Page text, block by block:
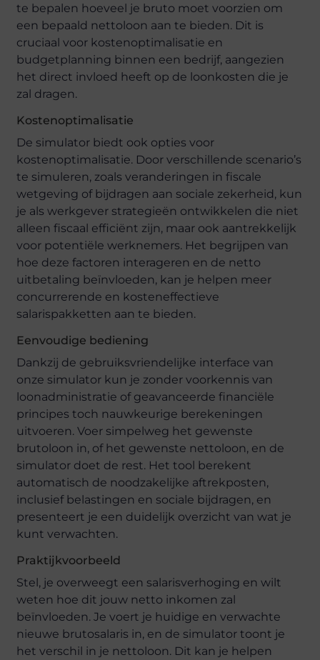
te bepalen hoeveel je bruto moet voorzien om
een bepaald nettoloon aan te bieden. Dit is
cruciaal voor kostenoptimalisatie en
budgetplanning binnen een bedrijf, aangezien
het direct invloed heeft op de loonkosten die je
zal dragen.
Kostenoptimalisatie
De simulator biedt ook opties voor
kostenoptimalisatie. Door verschillende scenario’s
te simuleren, zoals veranderingen in fiscale
wetgeving of bijdragen aan sociale zekerheid, kun
je als werkgever strategieën ontwikkelen die niet
alleen fiscaal efficiënt zijn, maar ook aantrekkelijk
voor potentiële werknemers. Het begrijpen van
hoe deze factoren interageren en de netto
uitbetaling beïnvloeden, kan je helpen meer
concurrerende en kosteneffectieve
salarispakketten aan te bieden.
Eenvoudige bediening
Dankzij de gebruiksvriendelijke interface van
onze simulator kun je zonder voorkennis van
loonadministratie of geavanceerde financiële
principes toch nauwkeurige berekeningen
uitvoeren. Voer simpelweg het gewenste
brutoloon in, of het gewenste nettoloon, en de
simulator doet de rest. Het tool berekent
automatisch de noodzakelijke aftrekposten,
inclusief belastingen en sociale bijdragen, en
presenteert je een duidelijk overzicht van wat je
kunt verwachten.
Praktijkvoorbeeld
Stel, je overweegt een salarisverhoging en wilt
weten hoe dit jouw netto inkomen zal
beïnvloeden. Je voert je huidige en verwachte
nieuwe brutosalaris in, en de simulator toont je
het verschil in je nettoloon. Dit kan je helpen